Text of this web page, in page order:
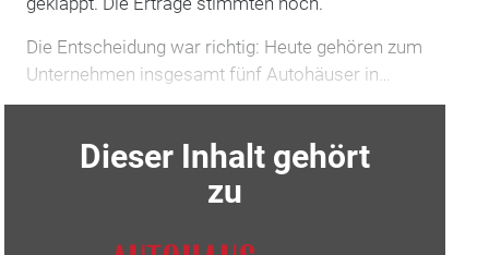
Die Entscheidung war richtig: Heute gehören zum
Unternehmen insgesamt fünf Autohäuser in…
Dieser Inhalt gehört
zu